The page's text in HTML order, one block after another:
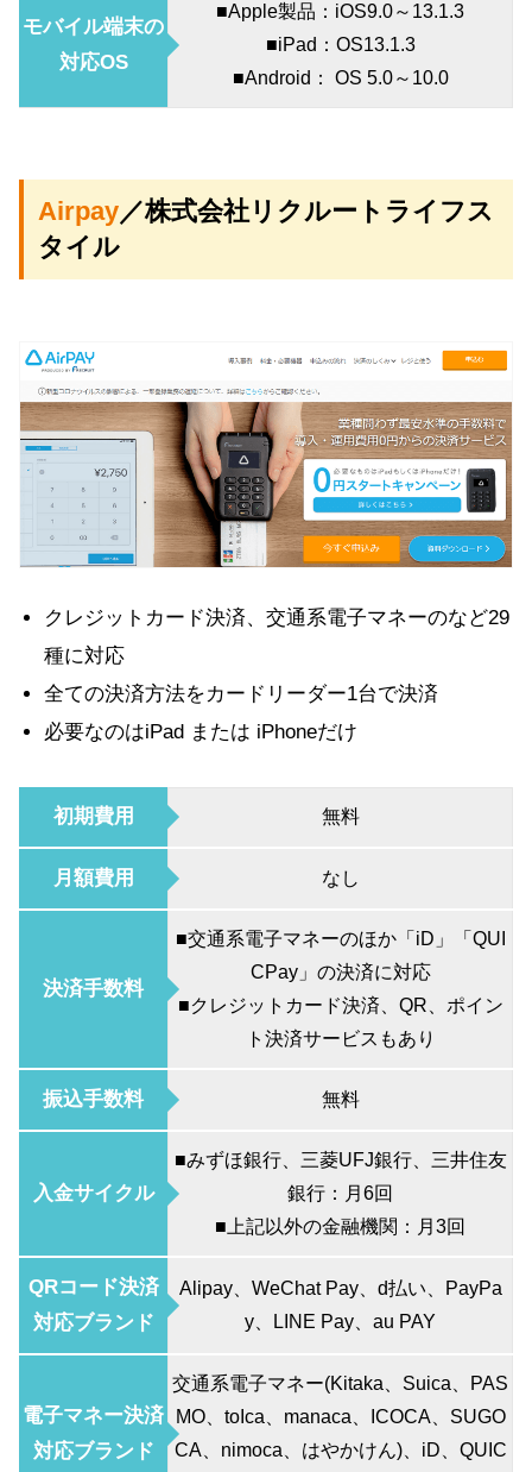
モバイル端末の
対応OS
■Apple製品：iOS9.0～13.1.3
■iPad：OS13.1.3
■Android： OS 5.0～10.0
Airpay／株式会社リクルートライフス
タイル
クレジットカード決済、交通系電子マネーのなど29
種に対応
全ての決済方法をカードリーダー1台で決済
必要なのはiPad または iPhoneだけ
初期費用 無料
月額費用 なし
決済手数料
■交通系電子マネーのほか「iD」「QUI
CPay」の決済に対応
■クレジットカード決済、QR、ポイン
ト決済サービスもあり
振込手数料 無料
入金サイクル
■みずほ銀行、三菱UFJ銀行、三井住友
銀行：月6回
■上記以外の金融機関：月3回
QRコード決済
対応ブランド
Alipay、WeChat Pay、d払い、PayPa
y、LINE Pay、au PAY
電子マネー決済
対応ブランド
交通系電子マネー(Kitaka、Suica、PAS
MO、toIca、manaca、ICOCA、SUGO
CA、nimoca、はやかけん)、iD、QUIC